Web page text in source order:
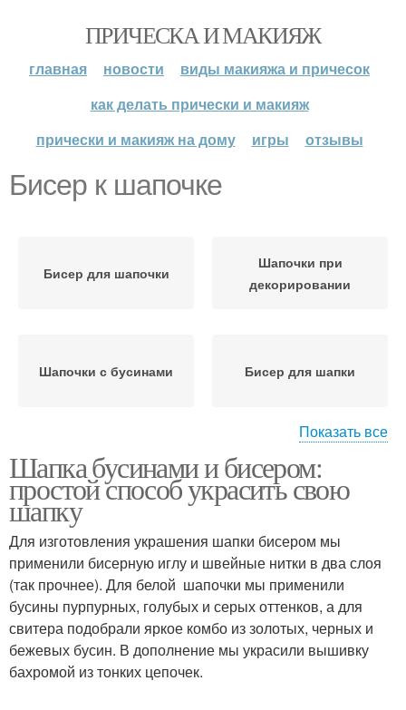
ПРИЧЕСКА И МАКИЯЖ
главная новости
виды макияжа и причесок
как делать прически и макияж
прически и макияж на дому
игры отзывы
Бисер к шапочке
Бисер для шапочки
Шапочки при
декорировании
Шапочки с бусинами Бисер для шапки
Бисер на шапку
Показать все
Шапка бусинами и бисером:
простой способ украсить свою
шапку
Для изготовления украшения шапки бисером мы
применили бисерную иглу и швейные нитки в два слоя
(так прочнее). Для белой шапочки мы применили
бусины пурпурных, голубых и серых оттенков, а для
свитера подобрали яркое комбо из золотых, черных и
бежевых бусин. В дополнение мы украсили вышивку
бахромой из тонких цепочек.